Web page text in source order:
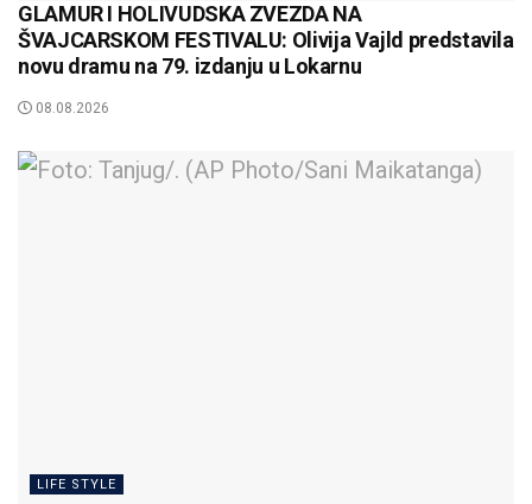
GLAMUR I HOLIVUDSKA ZVEZDA NA
ŠVAJCARSKOM FESTIVALU: Olivija Vajld predstavila
novu dramu na 79. izdanju u Lokarnu
08.08.2026
LIFE STYLE